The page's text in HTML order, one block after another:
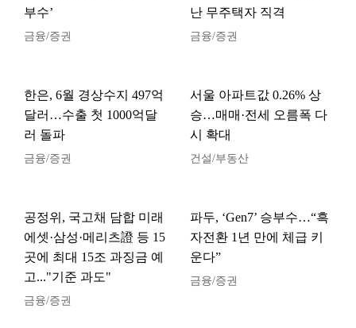
부수’
금융/증권
난 무주택자 직격
금융/증권
한은, 6월 경상수지 497억
달러…수출 첫 1000억달
러 돌파
금융/증권
서울 아파트값 0.26% 상
승…매매·전세 오름폭 다
시 확대
건설/부동산
공정위, 국고채 담합 미래
에셋·삼성·메리츠證 등 15
곳에 최대 15조 과징금 예
고..."기준 과도"
금융/증권
파두, ‘Gen7’ 승부수…“흑
자전환 1년 만에 체급 키
운다”
금융/증권